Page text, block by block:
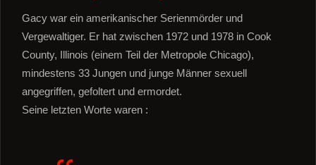
Gacy war ein amerikanischer Serienmörder und
Vergewaltiger. Er hat zwischen 1972 und 1978 in Cook
County, Illinois (einem Teil der Metropole Chicago),
mindestens 33 Jungen und junge Männer sexuell
angegriffen, gefoltert und ermordet.
Seine letzten Worte waren :